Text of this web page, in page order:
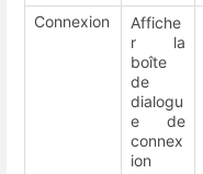
Connexion
Affiche
r la
boîte
de
dialogu
e de
connex
ion